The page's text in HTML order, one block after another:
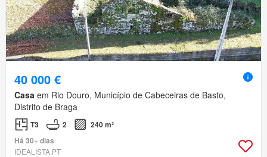
40 000 €
Casa em Rio Douro, Município de Cabeceiras de Basto,
Distrito de Braga
T3 2
240 m²
Há 30+ dias
IDEALISTA.PT